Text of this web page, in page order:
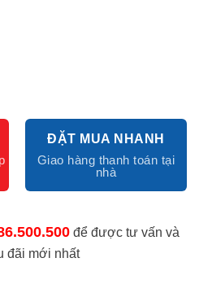
ĐẶT MUA NHANH
để được tư vấn và
đãi mới nhất